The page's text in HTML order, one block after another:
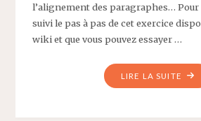
l’alignement des paragraphes… Pour
suivi le pas à pas de cet exercice
wiki et que vous pouvez essayer …
LIRE LA SUITE